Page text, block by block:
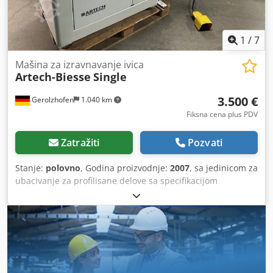
1 /7
Gerolzhofen 1.040 km
Mašina za izravnavanje ivica
Artech-Biesse Single
3.500 €
Fiksna cena plus PDV
Zatražiti Pozvati
Stanje: polovno, Godina proizvodnje: 2007, sa jedinicom za
ubacivanje za profilisane delove sa specifikacijom
toplolepljivog lepka Odlično stanje očišćeno, funkcionalno
provereno, testirano, probni rad korišćeno, dobro stanje
Chsdovwgizopfx Ai Ssa proizvođač Artech-Biesse tip Single
godina proizvodnje 2007 br. mašine 91009 CE sertifikovano
sa automatskim odsecanjem ivica, lepljenje zaobljenih
ivica nagibna osnova – lepljenje kosa ivica izvlačno
proširenje stola sa valjkastim nosačem sistem za